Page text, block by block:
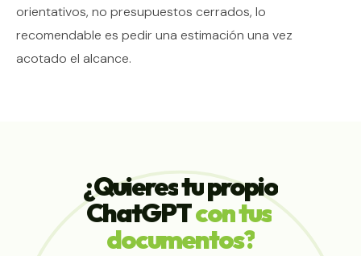
orientativos, no presupuestos cerrados, lo
recomendable es pedir una estimación una vez
acotado el alcance.
¿Quierestupropio
ChatGPTcontus
documentos?